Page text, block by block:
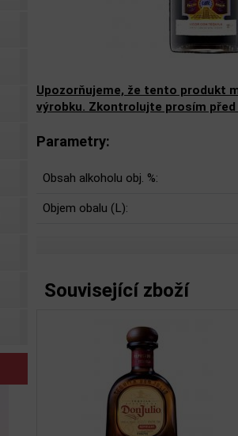
Upozorňujeme, že tento produkt
výrobku. Zkontrolujte prosím před
Parametry:
Obsah alkoholu obj. %:
Objem obalu (L):
Související zboží